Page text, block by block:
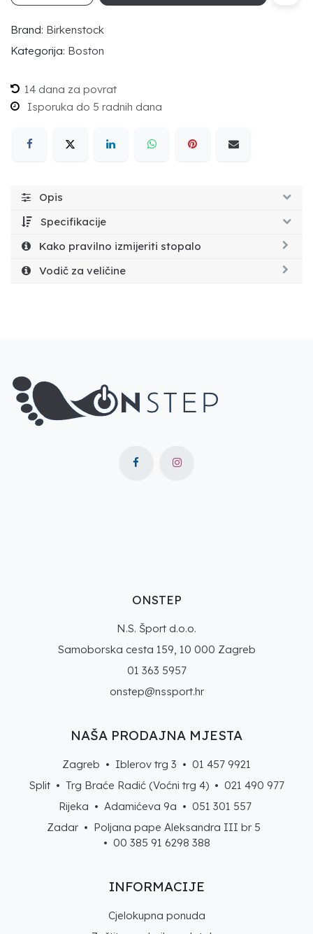
Brand: Birkenstock
Kategorija: Boston
14 dana za povrat
Isporuka do 5 radnih dana
Opis
Specifikacije
Kako pravilno izmijeriti stopalo
Vodič za veličine
ONSTEP
N.S. Šport d.o.o.
Samoborska cesta 159, 10 000 Zagreb
01 363 5957
onstep@nssport.hr
INFORMACIJE
Cjelokupna ponuda
NAŠA PRODAJNA MJESTA
Zagreb • Iblerov trg 3 • 01 457 9921
Split • Trg Braće Radić (Voćni trg 4) • 021 490 977
Rijeka • Adamićeva 9a • 051 301 557
Zadar • Poljana pape Aleksandra III br 5
• 00 385 91 6298 388